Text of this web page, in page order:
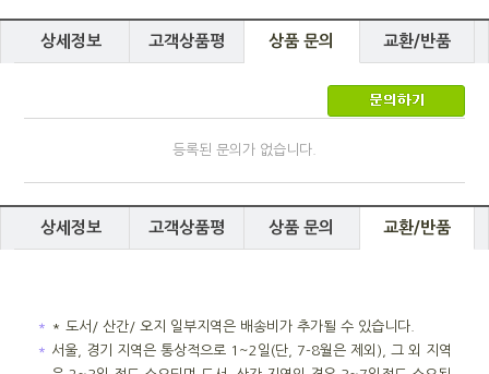
상세정보 고객상품평 상품 문의 교환/반품
등록된 문의가 없습니다.
상세정보 고객상품평 상품 문의 교환/반품
＊
* 도서/ 산간/ 오지 일부지역은 배송비가 추가될 수 있습니다.
＊ 서울, 경기 지역은 통상적으로 1~2일(단, 7-8월은 제외), 그 외 지역